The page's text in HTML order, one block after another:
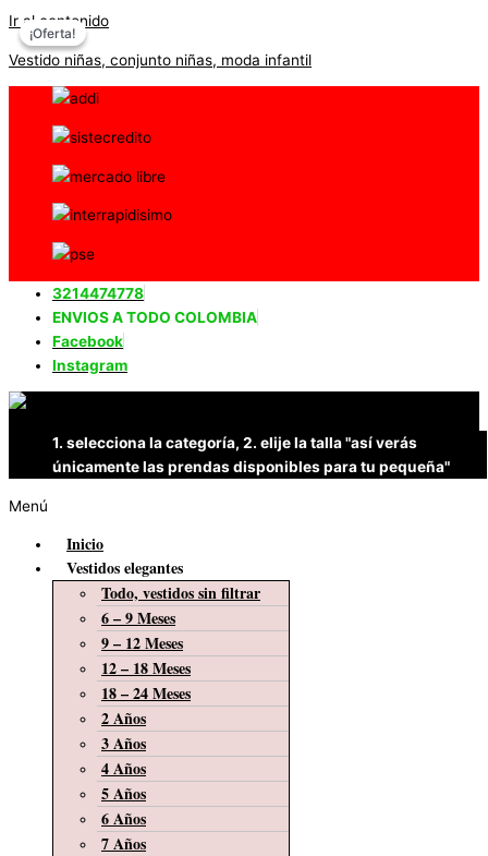
Ir al contenido
Vestido niñas, conjunto niñas, moda infantil
3214474778
ENVIOS A TODO COLOMBIA
Facebook
Instagram
1. selecciona la categoría, 2. elije la talla "así verás
únicamente las prendas disponibles para tu pequeña"
Menú
Inicio
Vestidos elegantes
Todo, vestidos sin filtrar
6 – 9 Meses
9 – 12 Meses
12 – 18 Meses
18 – 24 Meses
2 Años
3 Años
4 Años
5 Años
6 Años
7 Años
¡Oferta!
¡Oferta!